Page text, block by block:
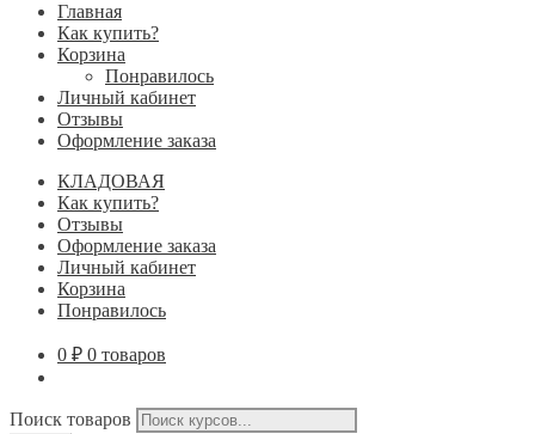
Главная
Как купить?
Корзина
Понравилось
Личный кабинет
Отзывы
Оформление заказа
КЛАДОВАЯ
Как купить?
Отзывы
Оформление заказа
Личный кабинет
Корзина
Понравилось
0 ₽ 0 товаров
Поиск товаров